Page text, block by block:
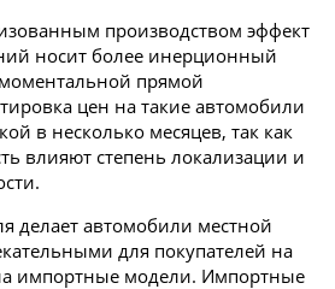
производством эффект
носит более инерционный
прямой
цен на такие автомобили
в несколько месяцев, так как
влияют степень локализации и
делает автомобили местной
для покупателей на
импортные модели. Импортные